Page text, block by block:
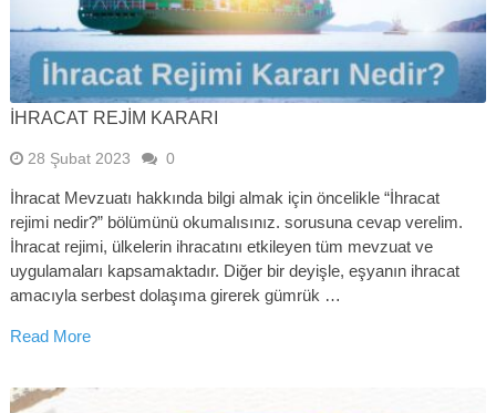
İHRACAT REJİM KARARI
28 Şubat 2023 0
İhracat Mevzuatı hakkında bilgi almak için öncelikle “İhracat
rejimi nedir?” bölümünü okumalısınız. sorusuna cevap verelim.
İhracat rejimi, ülkelerin ihracatını etkileyen tüm mevzuat ve
uygulamaları kapsamaktadır. Diğer bir deyişle, eşyanın ihracat
amacıyla serbest dolaşıma girerek gümrük …
Read More